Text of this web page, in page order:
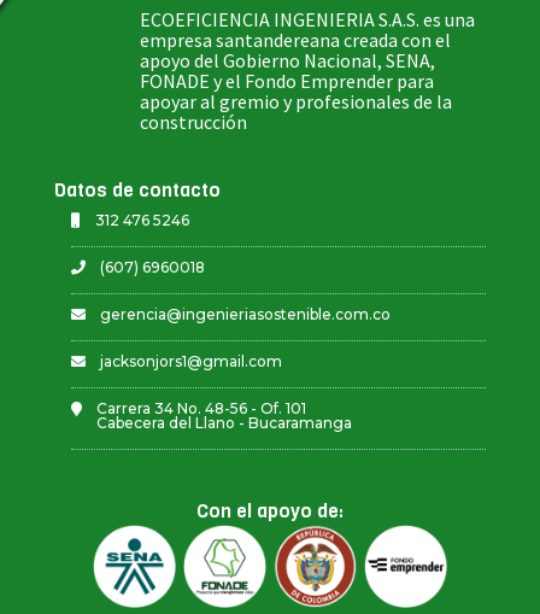
ECOEFICIENCIA INGENIERIA S.A.S. es una
empresa santandereana creada con el
apoyo del Gobierno Nacional, SENA,
FONADE y el Fondo Emprender para
apoyar al gremio y profesionales de la
construcción
Datos de contacto
312 476 5246
(607) 6960018
gerencia@ingenieriasostenible.com.co
jacksonjors1@gmail.com
Carrera 34 No. 48-56 - Of. 101
Cabecera del Llano - Bucaramanga
Con el apoyo de: